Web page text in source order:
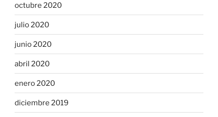
octubre 2020
julio 2020
junio 2020
abril 2020
enero 2020
diciembre 2019